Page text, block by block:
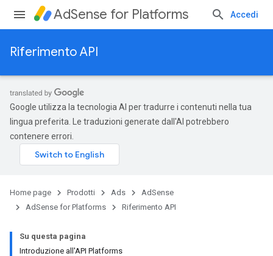
AdSense for Platforms Accedi
Riferimento API
Google utilizza la tecnologia AI per tradurre i contenuti nella tua
lingua preferita. Le traduzioni generate dall'AI potrebbero
contenere errori.
Home page Prodotti Ads
AdSense
AdSense for Platforms
Riferimento API
Su questa pagina
Introduzione all'API Platforms